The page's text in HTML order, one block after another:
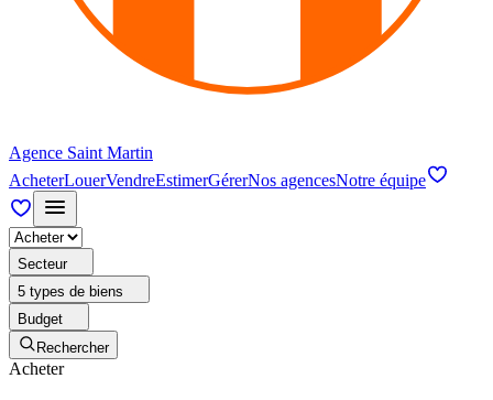
Agence Saint Martin
AcheterLouerVendreEstimerGérerNos agencesNotre équipe
Secteur
5 types de biens
Budget
Rechercher
Acheter